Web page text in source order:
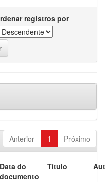
registros por
Anterior 1 Próximo
Data do
documento
Título